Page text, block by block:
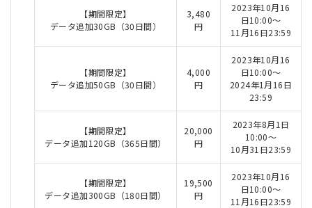
【期間限定】
データ追加30GB（30日間）
3,480
円
2023年10月16
日10:00～
11月16日23:59
【期間限定】
データ追加50GB（30日間）
4,000
円
2023年10月16
日10:00～
2024年1月16日
23:59
【期間限定】
データ追加120GB（365日間）
20,000
円
2023年8月1日
10:00～
10月31日23:59
【期間限定】
データ追加300GB（180日間）
19,500
円
2023年10月16
日10:00～
11月16日23:59